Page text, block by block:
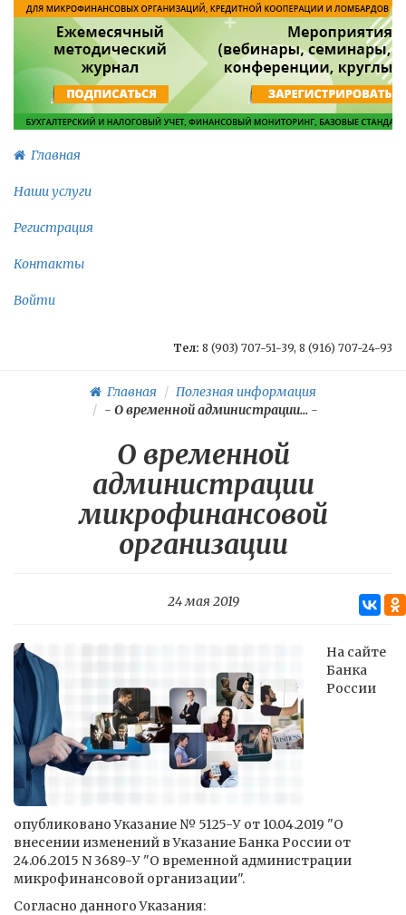
Главная
Наши услуги
Регистрация
Контакты
Войти
Тел: 8 (903) 707-51-39, 8 (916) 707-24-93
Главная
Полезная информация
- О временной администрации... -
О временной
администрации
микрофинансовой
организации
24 мая 2019
На сайте
Банка
России
опубликовано Указание № 5125-У от 10.04.2019 "О
внесении изменений в Указание Банка России от
24.06.2015 N 3689-У "О временной администрации
микрофинансовой организации".
Согласно данного Указания: